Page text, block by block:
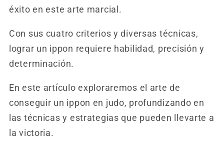
éxito en este arte marcial.
Con sus cuatro criterios y diversas técnicas,
lograr un ippon requiere habilidad, precisión y
determinación.
En este artículo exploraremos el arte de
conseguir un ippon en judo, profundizando en
las técnicas y estrategias que pueden llevarte a
la victoria.